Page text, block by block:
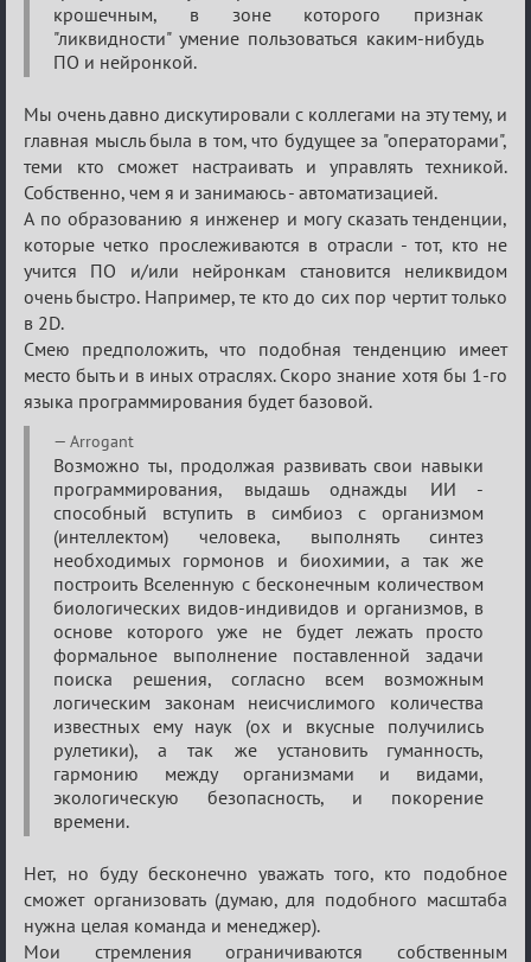
крошечным, в зоне которого признак
"ликвидности" умение пользоваться каким-нибудь
ПО и нейронкой.
Мы очень давно дискутировали с коллегами на эту тему, и
главная мысль была в том, что будущее за "операторами",
теми кто сможет настраивать и управлять техникой.
Собственно, чем я и занимаюсь - автоматизацией.
А по образованию я инженер и могу сказать тенденции,
которые четко прослеживаются в отрасли - тот, кто не
учится ПО и/или нейронкам становится неликвидом
очень быстро. Например, те кто до сих пор чертит только
в 2D.
Смею предположить, что подобная тенденцию имеет
место быть и в иных отраслях. Скоро знание хотя бы 1-го
языка программирования будет базовой.
Arrogant
Возможно ты, продолжая развивать свои навыки
программирования, выдашь однажды ИИ -
способный вступить в симбиоз с организмом
(интеллектом) человека, выполнять синтез
необходимых гормонов и биохимии, а так же
построить Вселенную с бесконечным количеством
биологических видов-индивидов и организмов, в
основе которого уже не будет лежать просто
формальное выполнение поставленной задачи
поиска решения, согласно всем возможным
логическим законам неисчислимого количества
известных ему наук (ох и вкусные получились
рулетики), а так же установить гуманность,
гармонию между организмами и видами,
экологическую безопасность, и покорение
времени.
Нет, но буду бесконечно уважать того, кто подобное
сможет организовать (думаю, для подобного масштаба
нужна целая команда и менеджер).
Мои стремления ограничиваются собственным